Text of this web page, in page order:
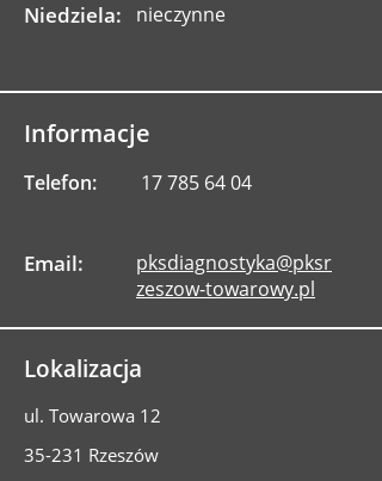
Niedziela: nieczynne
Informacje
Telefon: 17 785 64 04
Email:
pksdiagnostyka@pksr
zeszow-towarowy.pl
Lokalizacja
ul. Towarowa 12
35-231 Rzeszów